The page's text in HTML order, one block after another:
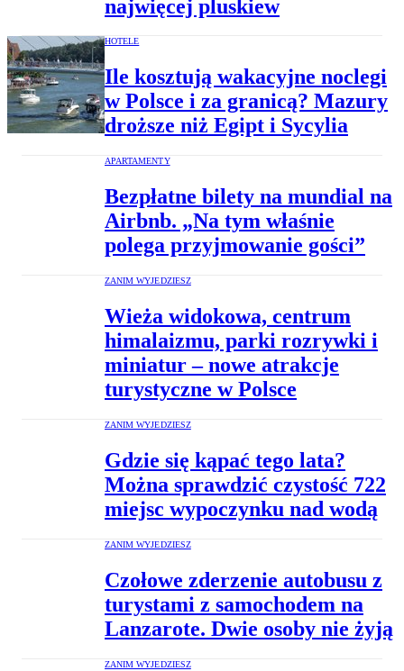
najwięcej pluskiew
HOTELE
Ile kosztują wakacyjne noclegi
w Polsce i za granicą? Mazury
droższe niż Egipt i Sycylia
APARTAMENTY
Bezpłatne bilety na mundial na
Airbnb. „Na tym właśnie
polega przyjmowanie gości”
ZANIM WYJEDZIESZ
Wieża widokowa, centrum
himalaizmu, parki rozrywki i
miniatur – nowe atrakcje
turystyczne w Polsce
ZANIM WYJEDZIESZ
Gdzie się kąpać tego lata?
Można sprawdzić czystość 722
miejsc wypoczynku nad wodą
ZANIM WYJEDZIESZ
Czołowe zderzenie autobusu z
turystami z samochodem na
Lanzarote. Dwie osoby nie żyją
ZANIM WYJEDZIESZ